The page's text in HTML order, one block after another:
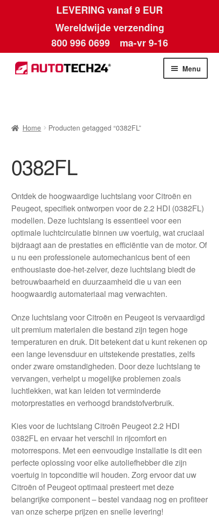
LEVERING vanaf 9 EUR
Wereldwijde verzending
800 996 0699 ma-vr 9-16
Ga
door
Ga
naar
Menu
Betalingen
Contact
Kassa
Klachten
Klachtenprocedure
Mijn account
Over ons
Privacybeleid
Wereldwijde verzending
Winkelwagen
Home Producten getagged “0382FL”
0382FL
Ontdek de hoogwaardige luchtslang voor Citroën en
Peugeot, specifiek ontworpen voor de 2.2 HDI (0382FL)
modellen. Deze luchtslang is essentieel voor een
optimale luchtcirculatie binnen uw voertuig, wat cruciaal
bijdraagt aan de prestaties en efficiëntie van de motor. Of
u nu een professionele automechanicus bent of een
enthousiaste doe-het-zelver, deze luchtslang biedt de
betrouwbaarheid en duurzaamheid die u van een
hoogwaardig automateriaal mag verwachten.
Onze luchtslang voor Citroën en Peugeot is vervaardigd
uit premium materialen die bestand zijn tegen hoge
temperaturen en druk. Dit betekent dat u kunt rekenen op
een lange levensduur en uitstekende prestaties, zelfs
onder zware omstandigheden. Door deze luchtslang te
vervangen, verhelpt u mogelijke problemen zoals
luchtlekken, wat kan leiden tot verminderde
motorprestaties en verhoogd brandstofverbruik.
Kies voor de luchtslang Citroën Peugeot 2.2 HDI
0382FL en ervaar het verschil in rijcomfort en
motorrespons. Met een eenvoudige installatie is dit een
perfecte oplossing voor elke autoliefhebber die zijn
voertuig in topconditie wil houden. Zorg ervoor dat uw
Citroën of Peugeot optimaal presteert met deze
belangrijke component – bestel vandaag nog en profiteer
van onze scherpe prijzen en snelle levering!